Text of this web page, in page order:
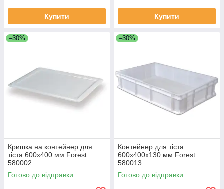
Купити Купити
–30%
Кришка на контейнер для
тіста 600х400 мм Forest
580002
Готово до відправки
–30%
Контейнер для тіста
600х400х130 мм Forest
580013
Готово до відправки